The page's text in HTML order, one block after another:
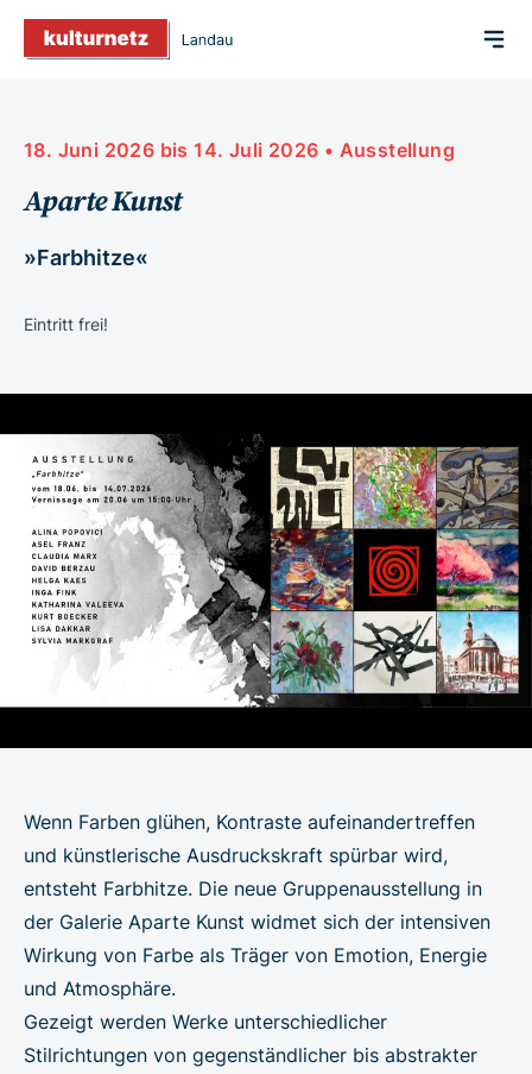
18. Juni 2026 bis 14. Juli 2026 • Ausstellung
Aparte Kunst
»Farbhitze«
Eintritt frei!
Wenn Farben glühen, Kontraste aufeinandertreffen
und künstlerische Ausdruckskraft spürbar wird,
entsteht Farbhitze. Die neue Gruppenausstellung in
der Galerie Aparte Kunst widmet sich der intensiven
Wirkung von Farbe als Träger von Emotion, Energie
und Atmosphäre.
Gezeigt werden Werke unterschiedlicher
Stilrichtungen von gegenständlicher bis abstrakter